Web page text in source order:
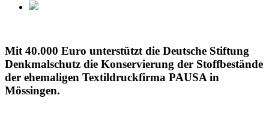
Mit 40.000 Euro unterstützt die Deutsche Stiftung
Denkmalschutz die Konservierung der Stoffbestände
der ehemaligen Textildruckfirma PAUSA in
Mössingen.